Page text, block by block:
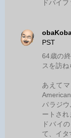
ドバイ
PST
64歳の
スを訪
あえて
パラジ
ートされ
ドバイ
て、イタ